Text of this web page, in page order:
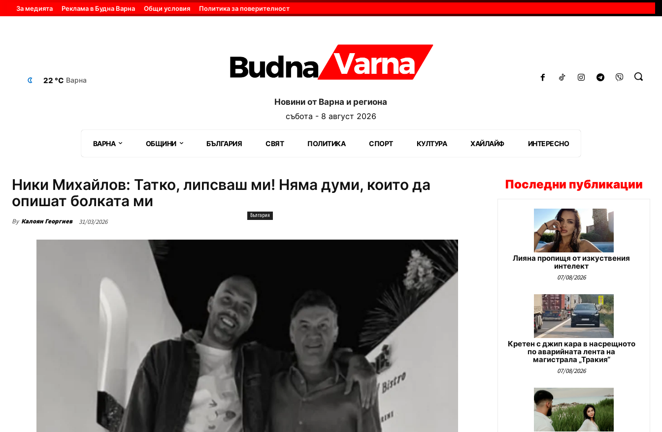
За медията Реклама в Будна Варна Общи условия Политика за поверителност
22 °C Варна
Новини от Варна и региона
събота - 8 август 2026
ВАРНА ОБЩИНИ БЪЛГАРИЯ СВЯТ ПОЛИТИКА СПОРТ КУЛТУРА ХАЙЛАЙФ ИНТЕРЕСНО
Ники Михайлов: Татко, липсваш ми! Няма думи, които да
опишат болката ми
By Калоян Георгиев 31/03/2026
България
Последни публикации
Лияна пропищя от изкуствения
интелект
07/08/2026
Кретен с джип кара в насрещното
по аварийната лента на
магистрала „Тракия“
07/08/2026